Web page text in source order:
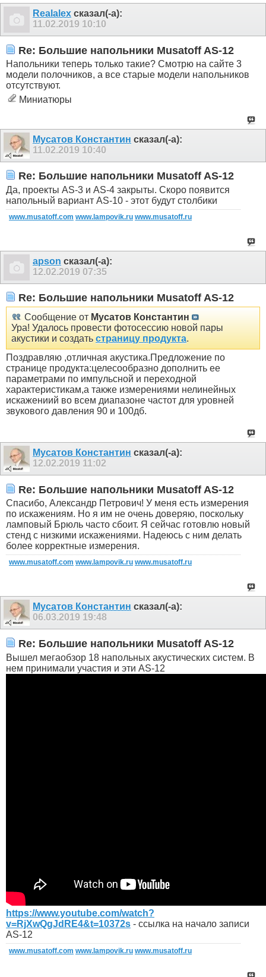
Realalex сказал(-а):
11.02.2019 10:10
Re: Большие напольники Musatoff AS-12
Напольники теперь только такие? Смотрю на сайте 3
модели полочников, а все старые модели напольников
отсутствуют.
Миниатюры
Мусатов Константин сказал(-а):
11.02.2019 10:40
Re: Большие напольники Musatoff AS-12
Да, проекты AS-3 и AS-4 закрыты. Скоро появится
напольный вариант AS-10 - этот будут столбики
www.musatoff.com www.lampovik.ru www.musatoff.ru
apson сказал(-а):
12.02.2019 07:35
Re: Большие напольники Musatoff AS-12
Сообщение от Мусатов Константин
Ура! Удалось провести фотосессию новой пары
акустики и создать страницу продукта.
Поздравляю ,отличная акустика.Предложение по
странице продукта:целесообразно дополнить ее
параметрами по импульсной и переходной
характеристикам,а также измерениями нелинейных
искажениий во всем диапазоне частот для уровней
звукового давления 90 и 100дб.
Мусатов Константин сказал(-а):
12.02.2019 11:02
Re: Большие напольники Musatoff AS-12
Спасибо, Александр Петрович! У меня есть измерения
по искажениям. Но я им не очень доверяю, поскольку
ламповый Брюль часто сбоит. Я сейчас готовлю новый
стенд с низкими искажениями. Надеюсь с ним делать
более корректные измерения.
www.musatoff.com www.lampovik.ru www.musatoff.ru
Мусатов Константин сказал(-а):
06.03.2019 19:48
Re: Большие напольники Musatoff AS-12
Вышел мегаобзор 18 напольных акустических систем. В
нем принимали участия и эти AS-12
https://www.youtube.com/watch?
v=RjXwQgJdRE4&t=10372s - ссылка на начало записи
AS-12
www.musatoff.com www.lampovik.ru www.musatoff.ru